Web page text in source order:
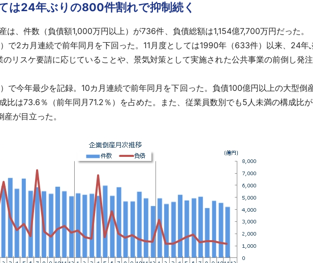
24年ぶりの800件割れで抑制続く
、件数（負債額1,000万円以上）が736件、負債総額は1,154億7,700万円だった。
で2カ月連続で前年同月を下回った。11月度としては1990年（633件）以来、24年
リスケ要請に応じていることや、景気対策として実施された公共事業の前倒し発
で今年最少を記録。10カ月連続で前年同月を下回った。負債100億円以上の大型倒
比は73.6％（前年同月71.2％）を占めた。また、従業員数別でも5人未満の構成比
が目立った。